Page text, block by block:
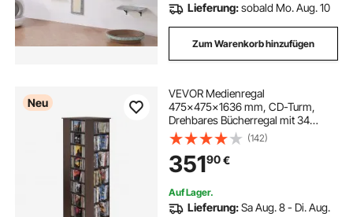
Lieferung:sobald Mo. Aug. 10
Zum Warenkorb hinzufügen
Neu
VEVOR Medienregal
475x475x1636 mm, CD-Turm,
Drehbares Bücherregal mit 34
Fächern für CDs, DVDs, Bücher &
Spiele-Discs, DVD-Ständer für
Wohnzimmer, Homeoffice &
Aufnahmeraum, Braun
(142)
35190€
Auf Lager.
Lieferung:Sa Aug. 8 - Di. Aug.